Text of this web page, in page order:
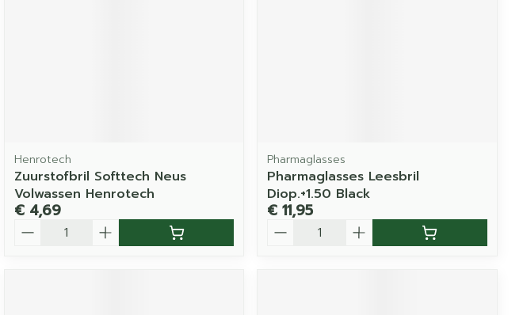
Henrotech
Zuurstofbril Softtech Neus
Volwassen Henrotech
€ 4,69
Pharmaglasses
Pharmaglasses Leesbril
Diop.+1.50 Black
€ 11,95